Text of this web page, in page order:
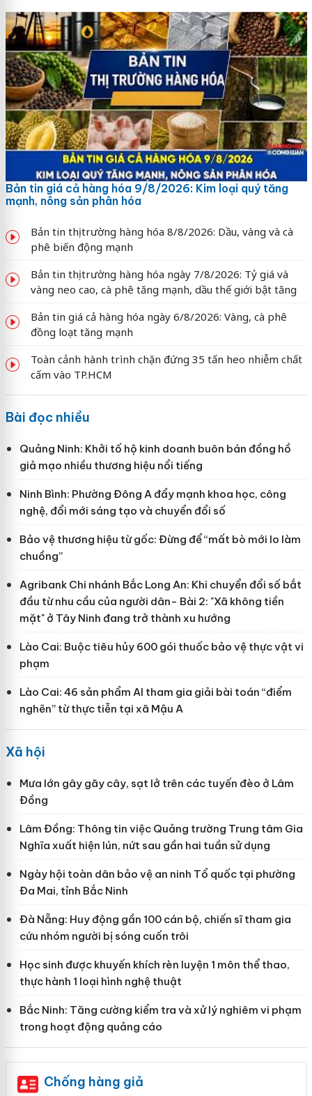
Bản tin giá cả hàng hóa 9/8/2026: Kim loại quý tăng
mạnh, nông sản phân hóa
Bản tin thị trường hàng hóa 8/8/2026: Dầu, vàng và cà
phê biến động mạnh
Bản tin thị trường hàng hóa ngày 7/8/2026: Tỷ giá và
vàng neo cao, cà phê tăng mạnh, dầu thế giới bật tăng
Bản tin giá cả hàng hóa ngày 6/8/2026: Vàng, cà phê
đồng loạt tăng mạnh
Toàn cảnh hành trình chặn đứng 35 tấn heo nhiễm chất
cấm vào TP.HCM
Bài đọc nhiều
Quảng Ninh: Khởi tố hộ kinh doanh buôn bán đồng hồ
giả mạo nhiều thương hiệu nổi tiếng
Ninh Bình: Phường Đông A đẩy mạnh khoa học, công
nghệ, đổi mới sáng tạo và chuyển đổi số
Bảo vệ thương hiệu từ gốc: Đừng để “mất bò mới lo làm
chuồng”
Agribank Chi nhánh Bắc Long An: Khi chuyển đổi số bắt
đầu từ nhu cầu của người dân- Bài 2: "Xã không tiền
mặt" ở Tây Ninh đang trở thành xu hướng
Lào Cai: Buộc tiêu hủy 600 gói thuốc bảo vệ thực vật vi
phạm
Lào Cai: 46 sản phẩm AI tham gia giải bài toán “điểm
nghẽn” từ thực tiễn tại xã Mậu A
Xã hội
Mưa lớn gây gãy cây, sạt lở trên các tuyến đèo ở Lâm
Đồng
Lâm Đồng: Thông tin việc Quảng trường Trung tâm Gia
Nghĩa xuất hiện lún, nứt sau gần hai tuần sử dụng
Ngày hội toàn dân bảo vệ an ninh Tổ quốc tại phường
Đa Mai, tỉnh Bắc Ninh
Đà Nẵng: Huy động gần 100 cán bộ, chiến sĩ tham gia
cứu nhóm người bị sóng cuốn trôi
Học sinh được khuyến khích rèn luyện 1 môn thể thao,
thực hành 1 loại hình nghệ thuật
Bắc Ninh: Tăng cường kiểm tra và xử lý nghiêm vi phạm
trong hoạt động quảng cáo
Chống hàng giả